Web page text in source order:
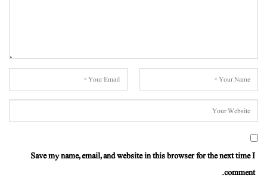
Save my name, email, and website in this browser for the next time I
comment.